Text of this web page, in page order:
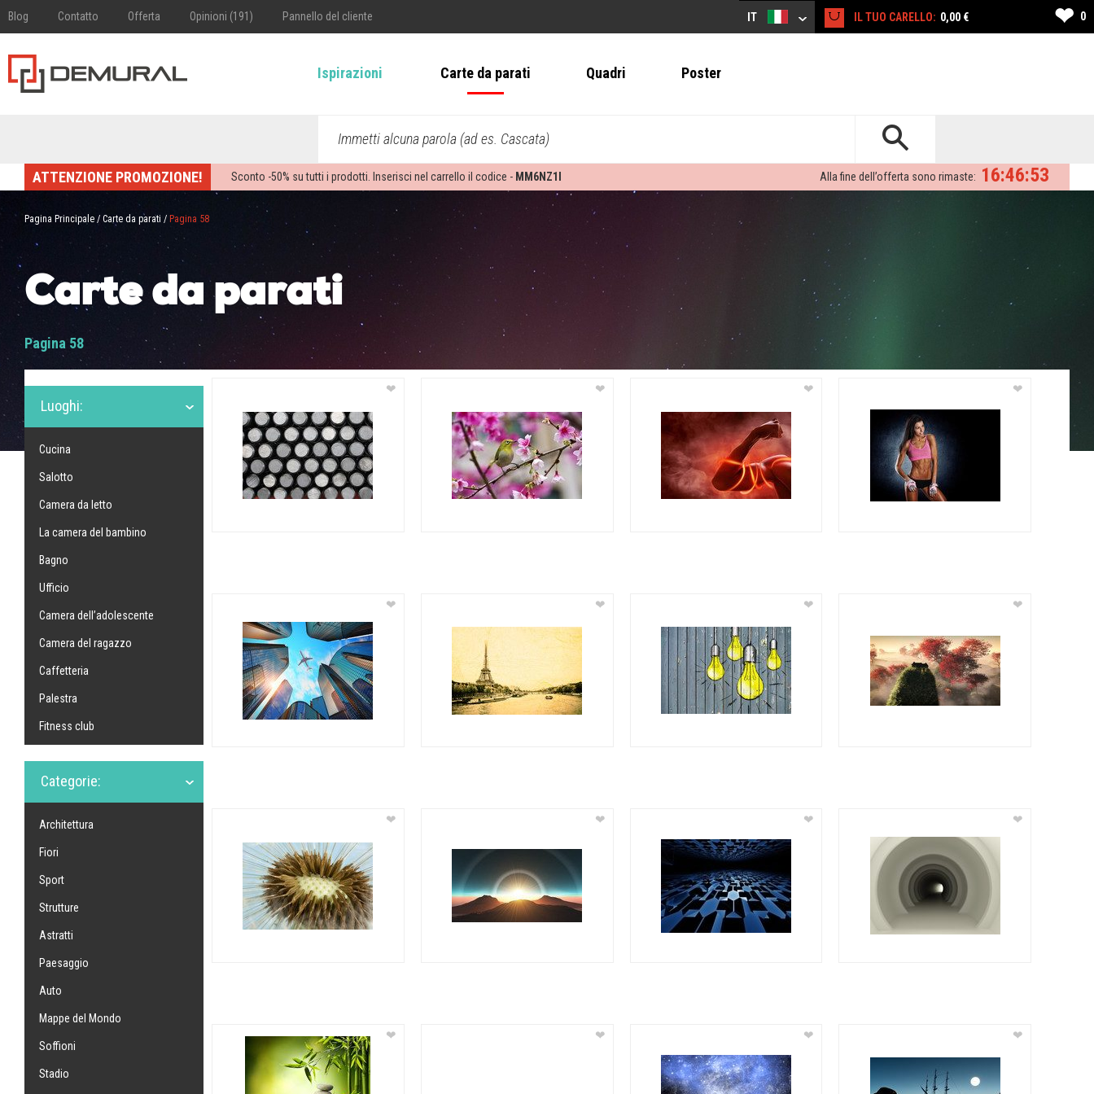
Blog Contatto Offerta Opinioni (191) Pannello del cliente IT IL TUO CARELLO: 0,00 € ❤ 0
Ispirazioni Carte da parati Quadri Poster
Immetti alcuna parola (ad es. Cascata)
ATTENZIONE PROMOZIONE! Sconto -50% su tutti i prodotti. Inserisci nel carrello il codice - MM6NZ1I 16:46:52
Alla fine dell’offerta sono rimaste:
Pagina Principale / Carte da parati / Pagina 58
Carte da parati
Pagina 58
Luoghi:
Cucina
Salotto
Camera da letto
La camera del bambino
Bagno
Ufficio
Camera dell’adolescente
Camera del ragazzo
Caffetteria
Palestra
Fitness club
Categorie:
Architettura
Fiori
Sport
Strutture
Astratti
Paesaggio
Auto
Mappe del Mondo
Soffioni
Stadio
❤ ❤ ❤ ❤
❤ ❤ ❤ ❤
❤ ❤ ❤ ❤
❤ ❤ ❤ ❤